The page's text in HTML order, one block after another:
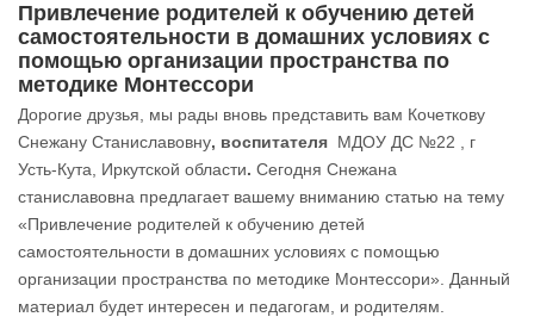
Привлечение родителей к обучению детей
самостоятельности в домашних условиях с
помощью организации пространства по
методике Монтессори
Дорогие друзья, мы рады вновь представить вам Кочеткову
Снежану Станиславовну, воспитателя МДОУ ДС №22 , г
Усть-Кута, Иркутской области. Сегодня Снежана
станиславовна предлагает вашему вниманию статью на тему
«Привлечение родителей к обучению детей
самостоятельности в домашних условиях с помощью
организации пространства по методике Монтессори». Данный
материал будет интересен и педагогам, и родителям.